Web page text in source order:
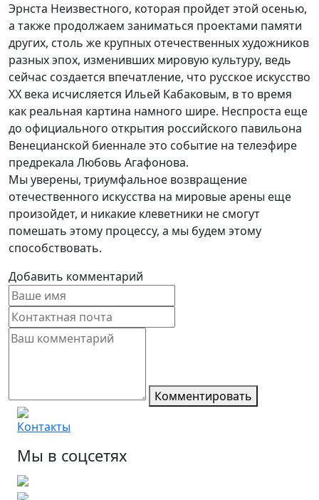
Эрнста Неизвестного, которая пройдет этой осенью,
а также продолжаем заниматься проектами памяти
других, столь же крупных отечественных художников
разных эпох, изменивших мировую культуру, ведь
сейчас создается впечатление, что русское искусство
ХХ века исчисляется Ильей Кабаковым, в то время
как реальная картина намного шире. Неспроста еще
до официального открытия российского павильона
Венецианской биеннале это событие на телеэфире
предрекала Любовь Агафонова.
Мы уверены, триумфальное возвращение
отечественного искусства на мировые арены еще
произойдет, и никакие клеветники не смогут
помешать этому процессу, а мы будем этому
способствовать.
Добавить комментарий
Комментировать
Контакты
Мы в соцсетях